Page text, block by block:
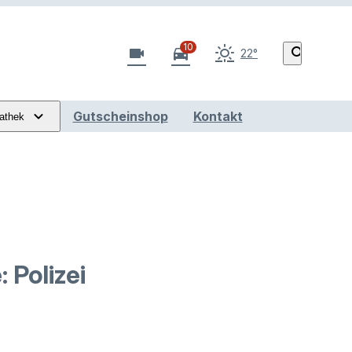
videocam directions_car
10 22° search
Gutscheinshop Kontakt
Polizei